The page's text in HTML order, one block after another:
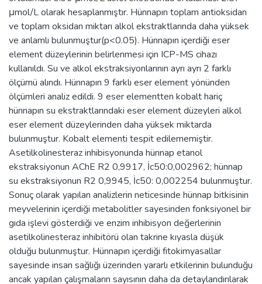
μmol/L olarak hesaplanmıştır. Hünnapın toplam antioksidan
ve toplam oksidan miktarı alkol ekstraktlarında daha yüksek
ve anlamlı bulunmuştur(p<0.05). Hünnapın içerdiği eser
element düzeylerinin belirlenmesi için ICP-MS cihazı
kullanıldı. Su ve alkol ekstraksiyonlarının ayrı ayrı 2 farklı
ölçümü alındı. Hünnapın 9 farklı eser element yönünden
ölçümleri analiz edildi. 9 eser elementten kobalt hariç
hünnapın su ekstraktlarındaki eser element düzeyleri alkol
eser element düzeylerinden daha yüksek miktarda
bulunmuştur. Kobalt elementi tespit edilememiştir.
Asetilkolinesteraz inhibisyonunda hünnap etanol
ekstraksiyonun AChE R2 0,9917, İc50:0,002962; hünnap
su ekstraksiyonun R2 0,9945, İc50: 0,002254 bulunmuştur.
Sonuç olarak yapılan analizlerin neticesinde hünnap bitkisinin
meyvelerinin içerdiği metabolitler sayesinden fonksiyonel bir
gıda işlevi gösterdiği ve enzim inhibisyon değerlerinin
asetilkolinesteraz inhibitörü olan takrine kıyasla düşük
olduğu bulunmuştur. Hünnapın içerdiği fitokimyasallar
sayesinde insan sağlığı üzerinden yararlı etkilerinin bulunduğu
ancak yapılan çalışmaların sayısının daha da detaylandırılarak